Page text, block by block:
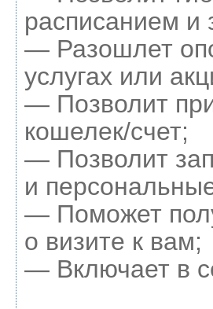
расписанием и
— Разошлет
услугах или
— Позволит
кошелек/счет;
— Позволит
и
— Поможет
о визите к вам;
— Включает в